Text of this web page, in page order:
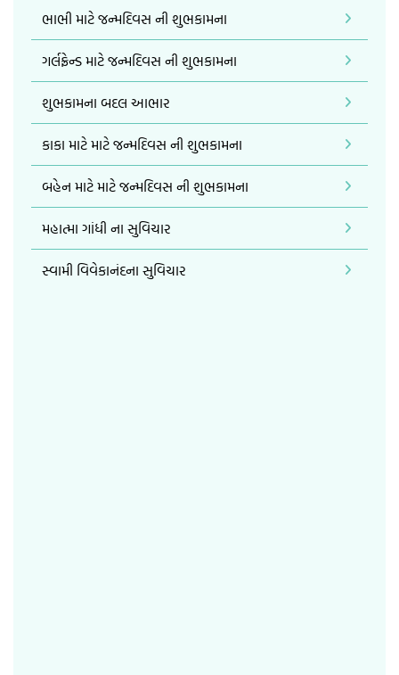
ભાભી માટે જન્મદિવસ ની શુભકામના
ગર્લફ્રેન્ડ માટે જન્મદિવસ ની શુભકામના
શુભકામના બદલ આભાર
કાકા માટે માટે જન્મદિવસ ની શુભકામના
બહેન માટે માટે જન્મદિવસ ની શુભકામના
મહાત્મા ગાંધી ના સુવિચાર
સ્વામી વિવેકાનંદના સુવિચાર